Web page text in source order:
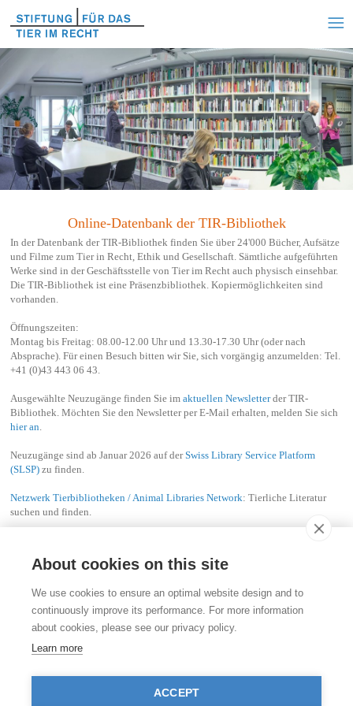
Online-Datenbank der TIR-Bibliothek
In der Datenbank der TIR-Bibliothek finden Sie über 24'000 Bücher, Aufsätze
und Filme zum Tier in Recht, Ethik und Gesellschaft. Sämtliche aufgeführten
Werke sind in der Geschäftsstelle von Tier im Recht auch physisch einsehbar.
Die TIR-Bibliothek ist eine Präsenzbibliothek. Kopiermöglichkeiten sind
vorhanden.
Öffnungszeiten:
Montag bis Freitag: 08.00-12.00 Uhr und 13.30-17.30 Uhr (oder nach
Absprache). Für einen Besuch bitten wir Sie, sich vorgängig anzumelden: Tel.
+41 (0)43 443 06 43.
Ausgewählte Neuzugänge finden Sie im aktuellen Newsletterder TIR-
Bibliothek. Möchten Sie den Newsletter per E-Mail erhalten, melden Sie sich
hier an
Neuzugänge sind ab Januar 2026 auf derSwiss Library Service Platform
(SLSP)zu finden.
Netzwerk Tierbibliotheken / Animal Libraries Network: Tierliche Literatur
suchen und finden.
Stiftung für das Tier im Recht (TIR)
Rigistrasse 9
CH - 8006 Zürich
info@tierimrecht.org
Ihre Spende kann von den Steuern abgezogen werden.
IBAN: CH17 0900 0000 8770 0700 7, PostFinance CHF
About cookies on this site
We use cookies to ensure an optimal website design and to
continuously improve its performance. For more information
about cookies, please see our privacy policy.
Learn more
ACCEPT